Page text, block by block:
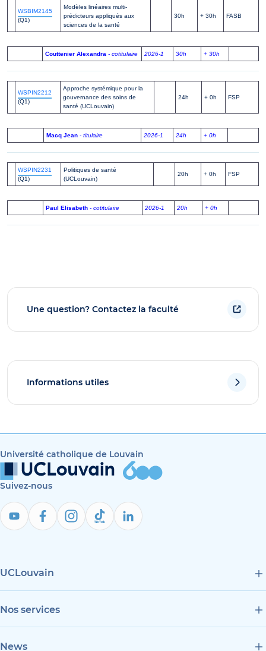
WSBIM2145
(Q1)
Modèles linéaires multi-
prédicteurs appliqués aux
sciences de la santé
30h + 30h FASB
Couttenier Alexandra - cotitulaire 2026-1 30h + 30h
WSPIN2212
(Q1)
Approche systémique pour la
gouvernance des soins de
santé (UCLouvain)
24h + 0h FSP
Macq Jean - titulaire 2026-1 24h + 0h
WSPIN2231
(Q1)
Politiques de santé
(UCLouvain)
20h + 0h FSP
Paul Elisabeth - cotitulaire 2026-1 20h + 0h
Une question? Contactez la faculté
Informations utiles
Université catholique de Louvain
Suivez-nous
UCLouvain
Nos services
News